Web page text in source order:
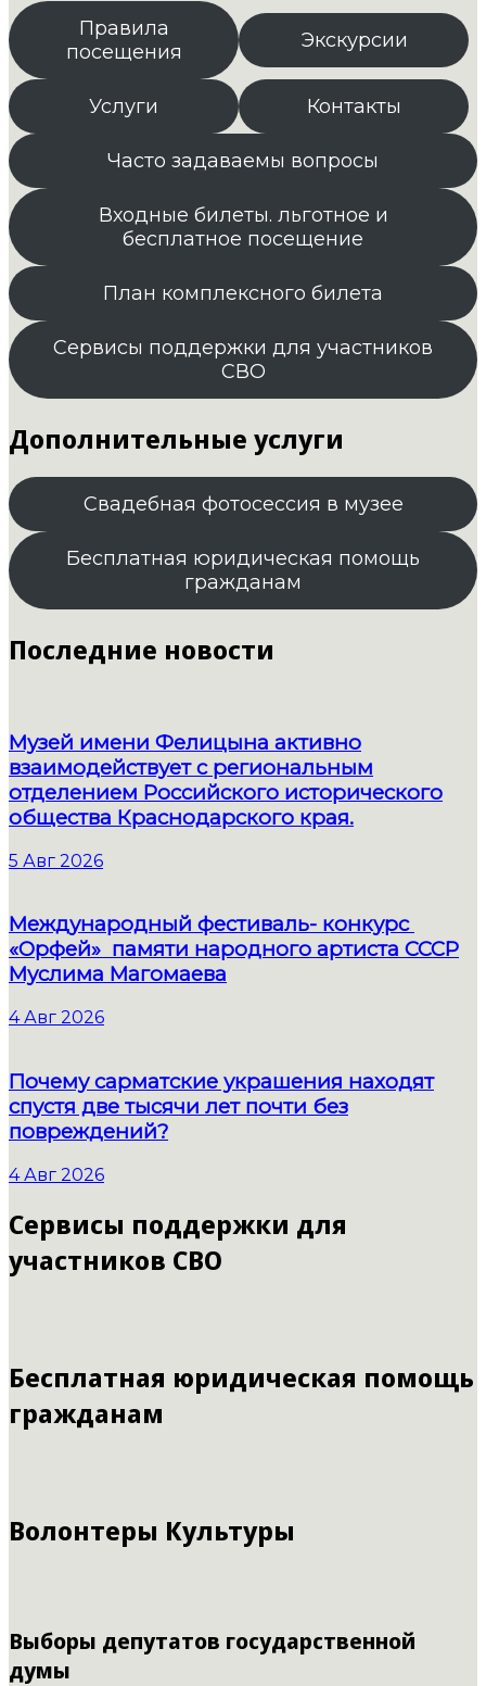
Правила
посещения
Экскурсии
Услуги Контакты
Часто задаваемы вопросы
Входные билеты. льготное и
бесплатное посещение
План комплексного билета
Сервисы поддержки для участников
СВО
Дополнительные услуги
Свадебная фотосессия в музее
Бесплатная юридическая помощь
гражданам
Последние новости
Музей имени Фелицына активно
взаимодействует с региональным
отделением Российского исторического
общества Краснодарского края.
5 Авг 2026
Международный фестиваль- конкурс
«Орфей» памяти народного артиста СССР
Муслима Магомаева
4 Авг 2026
Почему сарматские украшения находят
спустя две тысячи лет почти без
повреждений?
4 Авг 2026
Сервисы поддержки для
участников СВО
Бесплатная юридическая помощь
гражданам
Волонтеры Культуры
Выборы депутатов государственной
думы